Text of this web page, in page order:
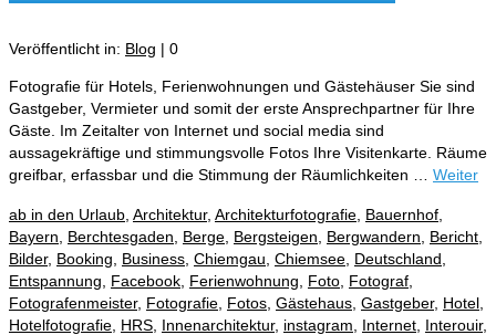
Veröffentlicht in: Blog | 0
Fotografie für Hotels, Ferienwohnungen und Gästehäuser Sie sind
Gastgeber, Vermieter und somit der erste Ansprechpartner für Ihre
Gäste. Im Zeitalter von Internet und social media sind
aussagekräftige und stimmungsvolle Fotos Ihre Visitenkarte. Räume
greifbar, erfassbar und die Stimmung der Räumlichkeiten … Weiter
ab in den Urlaub Architektur, Architekturfotografie Bauernhof
Bayern
Berchtesgaden Berge Bergsteigen Bergwandern Bericht
Bilder, Booking Business Chiemgau Chiemsee Deutschland
Entspannung
Facebook Ferienwohnung Foto Fotograf
Fotografenmeister, Fotografie Fotos Gästehaus Gastgeber, Hotel
Hotelfotografie HRS Innenarchitektur, instagram Internet Interouir,